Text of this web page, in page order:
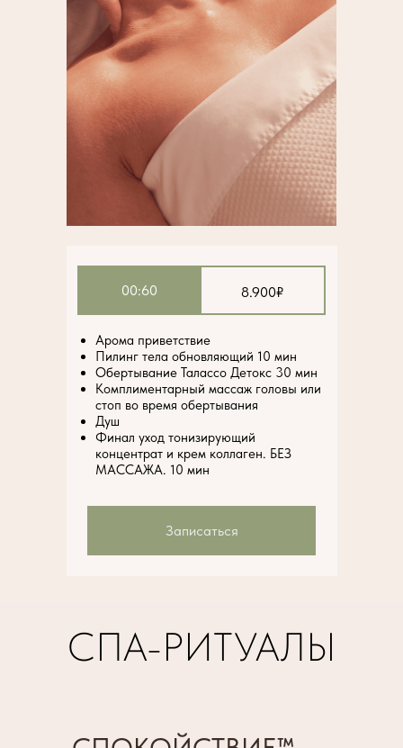
8.900₽
00:60
Арома приветствие
Пилинг тела обновляющий 10 мин
Обертывание Талассо Детокс 30 мин
Комплиментарный массаж головы или
стоп во время обертывания
Душ
Финал уход тонизирующий
концентрат и крем коллаген. БЕЗ
МАССАЖА. 10 мин
Записаться
СПА-РИТУАЛЫ